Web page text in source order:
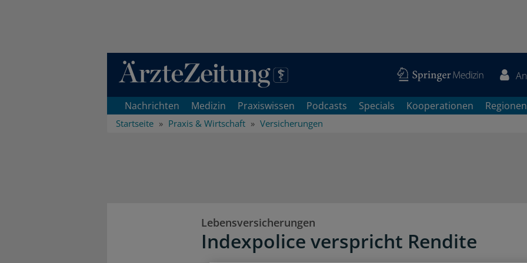
Direkt zum Inhaltsbereich
Nachrichten Medizin Praxiswissen Podcasts Specials Kooperationen Regionen
Startseite Praxis & Wirtschaft Versicherungen
Lebensversicherungen
Indexpolice verspricht Rendite